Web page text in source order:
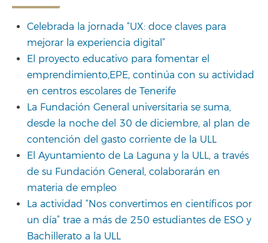
Celebrada la jornada “UX: doce claves para
mejorar la experiencia digital”
El proyecto educativo para fomentar el
emprendimiento,EPE, continúa con su actividad
en centros escolares de Tenerife
La Fundación General universitaria se suma,
desde la noche del 30 de diciembre, al plan de
contención del gasto corriente de la ULL
El Ayuntamiento de La Laguna y la ULL, a través
de su Fundación General, colaborarán en
materia de empleo
La actividad “Nos convertimos en científicos por
un día” trae a más de 250 estudiantes de ESO y
Bachillerato a la ULL